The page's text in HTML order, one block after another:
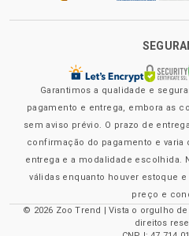
Garantimos a qualidade e
pagamento e entrega, embora as
sem aviso prévio. O prazo de
confirmação do pagamento e
entrega e a modalidade escolhida.
válidas enquanto houver estoque
preço e
© 2026 Zoo Trend | Vista o orgulho
direitos